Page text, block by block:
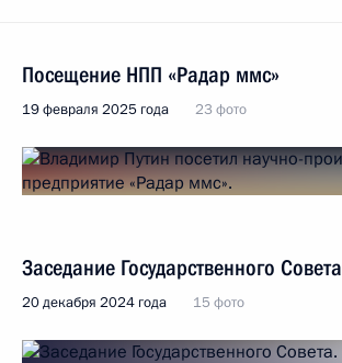
Посещение НПП «Радар ммс»
19 февраля 2025 года 23 фото
Заседание Государственного Совета
20 декабря 2024 года 15 фото